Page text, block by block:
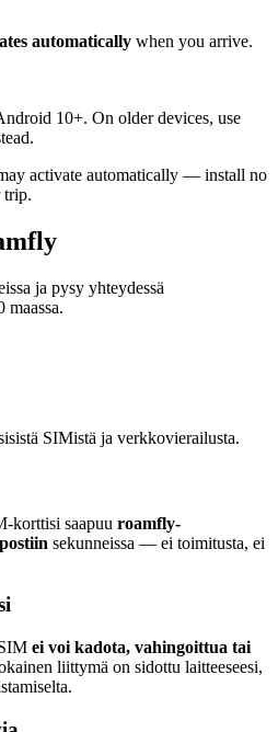
automatically when you arrive.
10+. On older devices, use
activate automatically — install no
trip.
ja pysy yhteydessä
SIMistä ja verkkovierailusta.
korttisi saapuu roamfly-
sekunneissa — ei toimitusta, ei
ei voi kadota, vahingoittua tai
liittymä on sidottu laitteeseesi,